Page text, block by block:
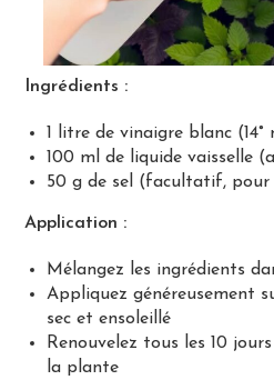
Ingrédients :
1 litre de vinaigre blanc (14°
100 ml de liquide vaisselle
50 g de sel (facultatif, pour
Application :
Mélangez les ingrédients
Appliquez généreusement
sec et ensoleillé
Renouvelez tous les 10
la plante